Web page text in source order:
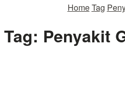
HomeTag
Tag: Penyakit